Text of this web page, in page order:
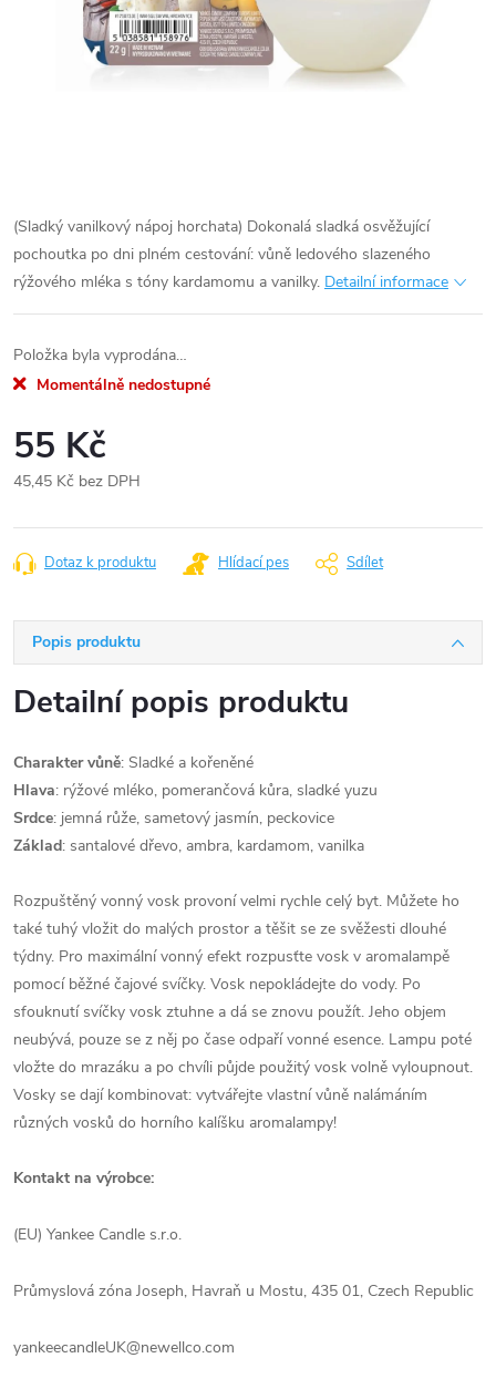
(Sladký vanilkový nápoj horchata) Dokonalá sladká osvěžující
pochoutka po dni plném cestování: vůně ledového slazeného
rýžového mléka s tóny kardamomu a vanilky. Detailní informace
Položka byla vyprodána…
Momentálně nedostupné
55 Kč
45,45 Kč bez DPH
cena:
Dotaz k produktu Hlídací pes Sdílet
Popis produktu
Detailní popis produktu
Charakter vůně: Sladké a kořeněné
Hlava: rýžové mléko, pomerančová kůra, sladké yuzu
Srdce: jemná růže, sametový jasmín, peckovice
Základ: santalové dřevo, ambra, kardamom, vanilka
Rozpuštěný vonný vosk provoní velmi rychle celý byt. Můžete ho
také tuhý vložit do malých prostor a těšit se ze svěžesti dlouhé
týdny. Pro maximální vonný efekt rozpusťte vosk v aromalampě
pomocí běžné čajové svíčky. Vosk nepokládejte do vody. Po
sfouknutí svíčky vosk ztuhne a dá se znovu použít. Jeho objem
neubývá, pouze se z něj po čase odpaří vonné esence. Lampu poté
vložte do mrazáku a po chvíli půjde použitý vosk volně vyloupnout.
Vosky se dají kombinovat: vytvářejte vlastní vůně nalámáním
různých vosků do horního kalíšku aromalampy!
Kontakt na výrobce:
(EU) Yankee Candle s.r.o.
Průmyslová zóna Joseph, Havraň u Mostu, 435 01, Czech Republic
yankeecandleUK@newellco.com